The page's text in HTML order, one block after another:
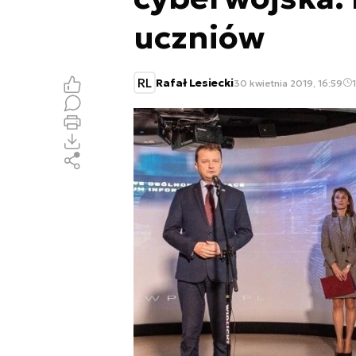
uczniów
RL Rafał Lesiecki30 kwietnia 2019, 16:59